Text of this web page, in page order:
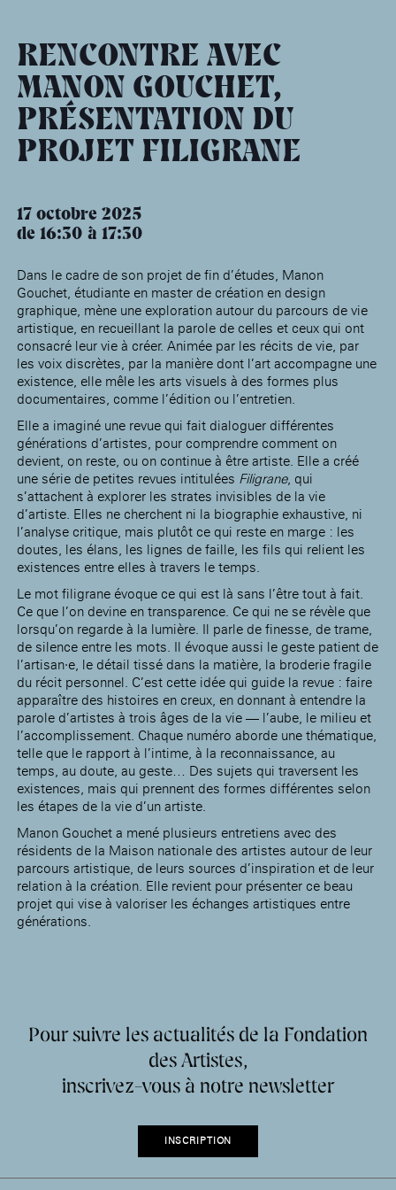
RENCONTRE AVEC
MANON GOUCHET,
PRÉSENTATION DU
PROJET FILIGRANE
17 octobre 2025
de 16:30
17:30
Dans le cadre de son projet de fin d’études, Manon
Gouchet, étudiante en master de création en design
graphique, mène une exploration autour du parcours de vie
artistique, en recueillant la parole de celles et ceux qui ont
consacré leur vie à créer. Animée par les récits de vie, par
les voix discrètes, par la manière dont l’art accompagne une
existence, elle mêle les arts visuels à des formes plus
documentaires, comme l’édition ou l’entretien.
Elle a imaginé une revue qui fait dialoguer différentes
générations d’artistes, pour comprendre comment on
devient, on reste, ou on continue à être artiste. Elle a créé
une série de petites revues intitulées Filigrane, qui
s’attachent à explorer les strates invisibles de la vie
d’artiste. Elles ne cherchent ni la biographie exhaustive, ni
l’analyse critique, mais plutôt ce qui reste en marge : les
doutes, les élans, les lignes de faille, les fils qui relient les
existences entre elles à travers le temps.
Le mot filigrane évoque ce qui est là sans l’être tout à fait.
Ce que l’on devine en transparence. Ce qui ne se révèle que
lorsqu’on regarde à la lumière. Il parle de finesse, de trame,
de silence entre les mots. Il évoque aussi le geste patient de
l’artisan·e, le détail tissé dans la matière, la broderie fragile
du récit personnel. C’est cette idée qui guide la revue : faire
apparaître des histoires en creux, en donnant à entendre la
parole d’artistes à trois âges de la vie — l’aube, le milieu et
l’accomplissement. Chaque numéro aborde une thématique,
telle que le rapport à l’intime, à la reconnaissance, au
temps, au doute, au geste… Des sujets qui traversent les
existences, mais qui prennent des formes différentes selon
les étapes de la vie d’un artiste.
Manon Gouchet a mené plusieurs entretiens avec des
résidents de la Maison nationale des artistes autour de leur
parcours artistique, de leurs sources d’inspiration et de leur
relation à la création. Elle revient pour présenter ce beau
projet qui vise à valoriser les échanges artistiques entre
générations.
Pour suivre les actualités de la Fondation
des Artistes,
inscrivez-vous à notre newsletter
INSCRIPTION
âge, à la
Jardin public de l’Hôtel
Salomon de Rothschild